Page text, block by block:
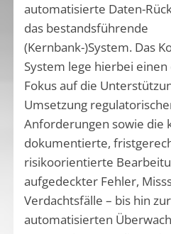
automatisierte Daten-
das bestandsführende
(Kernbank-)System. Das
System lege hierbei
Fokus auf die
Umsetzung
Anforderungen sowie die
dokumentierte,
risikoorientierte
aufgedeckter Fehler,
Verdachtsfälle – bis hin zur
automatisierten